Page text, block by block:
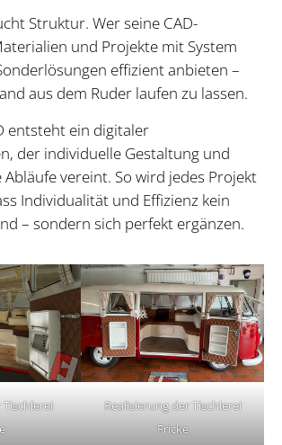
Struktur. Wer seine CAD-
und Projekte mit System
effizient anbieten –
aus dem Ruder laufen zu lassen.
entsteht ein digitaler
der individuelle Gestaltung und
vereint. So wird jedes Projekt
Individualität und Effizienz kein
– sondern sich perfekt ergänzen.
Realisierung der Tischlerei
Fricke